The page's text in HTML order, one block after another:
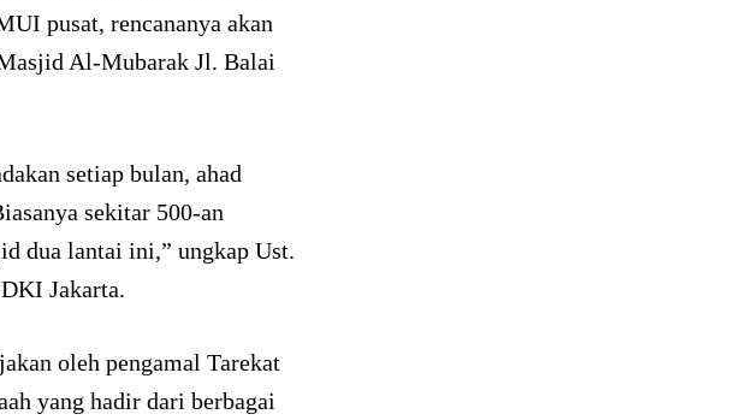
pusat, rencananya akan
Al-Mubarak Jl. Balai
setiap bulan, ahad
sekitar 500-an
dua lantai ini,” ungkap Ust.
Jakarta.
oleh pengamal Tarekat
yang hadir dari berbagai